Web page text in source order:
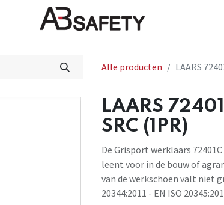
Winkel CE
Alle producten LAARS
LAARS
SRC (1PR)
De Grisport werklaars
leent voor in de bouw of
van de werkschoen valt niet
20344:2011 - EN ISO